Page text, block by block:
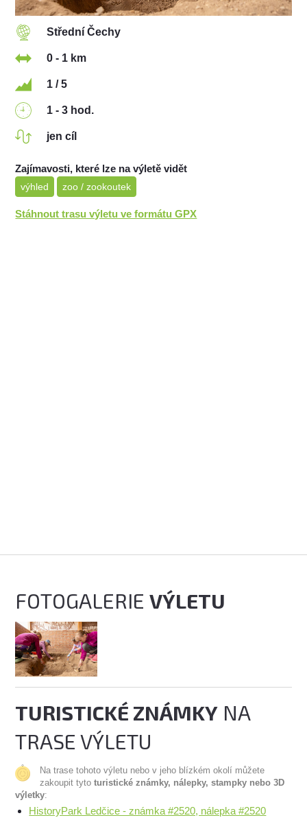
Střední Čechy
0 - 1 km
1 / 5
1 - 3 hod.
jen cíl
Zajímavosti, které lze na výletě vidět
výhled zoo / zookoutek
Stáhnout trasu výletu ve formátu GPX
FOTOGALERIEVÝLETU
TURISTICKÉ ZNÁMKY NA
TRASE VÝLETU
Na trase tohoto výletu nebo v jeho blízkém okolí můžete
zakoupit tytoturistické známky, nálepky, stampky nebo 3D
výletky:
HistoryPark Ledčice - známka #2520, nálepka #2520